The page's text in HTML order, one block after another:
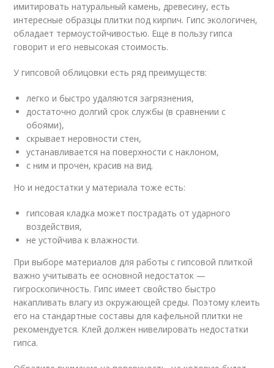
имитировать натуральный камень, древесину, есть
интересные образцы плитки под кирпич. Гипс экологичен,
обладает термоустойчивостью. Еще в пользу гипса
говорит и его невысокая стоимость.
У гипсовой облицовки есть ряд преимуществ:
легко и быстро удаляются загрязнения,
достаточно долгий срок службы (в сравнении с
обоями),
скрывает неровности стен,
устанавливается на поверхности с наклоном,
с ним и прочен, красив на вид.
Но и недостатки у материала тоже есть:
гипсовая кладка может пострадать от ударного
воздействия,
не устойчива к влажности.
При выборе материалов для работы с гипсовой плиткой
важно учитывать ее основной недостаток —
гигроскопичность. Гипс имеет свойство быстро
накапливать влагу из окружающей среды. Поэтому клеить
его на стандартные составы для кафельной плитки не
рекомендуется. Клей должен нивелировать недостатки
гипса.